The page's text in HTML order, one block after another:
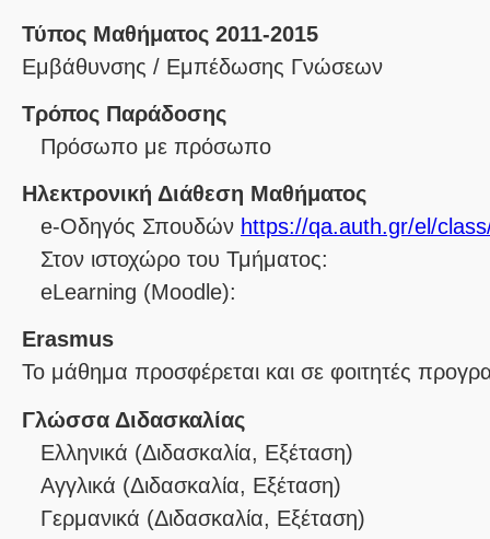
Τύπος Μαθήματος 2011-2015
Εμβάθυνσης / Εμπέδωσης Γνώσεων
Τρόπος Παράδοσης
Πρόσωπο με πρόσωπο
Ηλεκτρονική Διάθεση Μαθήματος
e-Οδηγός Σπουδών https://qa.auth.gr/el/
Στον ιστοχώρο του Τμήματος:
eLearning (Moodle):
Erasmus
Το μάθημα προσφέρεται και σε φοιτητές
Γλώσσα Διδασκαλίας
Ελληνικά (Διδασκαλία, Εξέταση)
Αγγλικά (Διδασκαλία, Εξέταση)
Γερμανικά (Διδασκαλία, Εξέταση)